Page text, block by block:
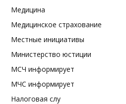
Медицина
Медицинское страхование
Местные инициативы
Министерство юстиции
МСЧ информирует
МЧС информирует
Налоговая слу